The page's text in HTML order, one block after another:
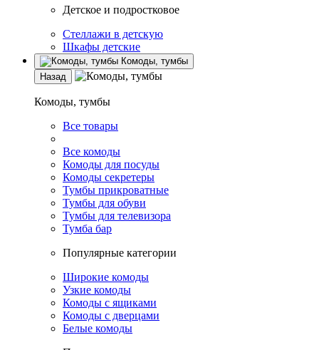
Детское и подростковое
Стеллажи в детскую
Шкафы детские
Комоды, тумбы
Назад
Комоды, тумбы
Все товары
Все комоды
Комоды для посуды
Комоды секретеры
Тумбы прикроватные
Тумбы для обуви
Тумбы для телевизора
Тумба бар
Популярные категории
Широкие комоды
Узкие комоды
Комоды с ящиками
Комоды с дверцами
Белые комоды